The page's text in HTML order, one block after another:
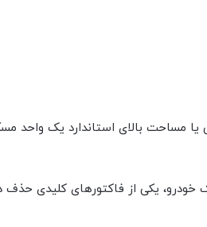
مساحت بالای استاندارد یک واحد
یکی از فاکتورهای کلیدی حذف